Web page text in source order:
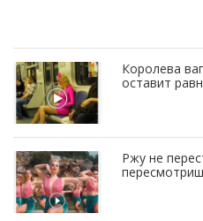
Королева
оставит
Ржу не